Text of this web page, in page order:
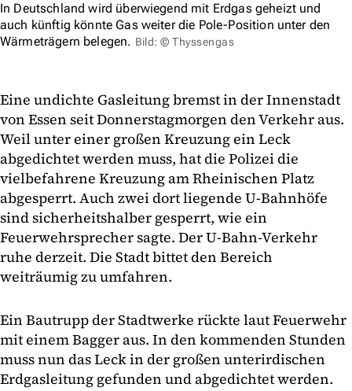
In Deutschland wird überwiegend mit Erdgas geheizt und
auch künftig könnte Gas weiter die Pole-Position unter den
Wärmeträgern belegen. Bild: © Thyssengas
Eine undichte Gasleitung bremst in der Innenstadt
von Essen seit Donnerstagmorgen den Verkehr aus.
Weil unter einer großen Kreuzung ein Leck
abgedichtet werden muss, hat die Polizei die
vielbefahrene Kreuzung am Rheinischen Platz
abgesperrt. Auch zwei dort liegende U-Bahnhöfe
sind sicherheitshalber gesperrt, wie ein
Feuerwehrsprecher sagte. Der U-Bahn-Verkehr
ruhe derzeit. Die Stadt bittet den Bereich
weiträumig zu umfahren.
Ein Bautrupp der Stadtwerke rückte laut Feuerwehr
mit einem Bagger aus. In den kommenden Stunden
muss nun das Leck in der großen unterirdischen
Erdgasleitung gefunden und abgedichtet werden.